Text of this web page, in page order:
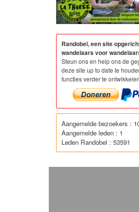
Randobel, een site
wandelaars voor
Steun ons en help ons de
deze site up to date te
functies verder te
Aangemelde bezoekers :
Aangemelde leden : 1
Leden Randobel : 53591